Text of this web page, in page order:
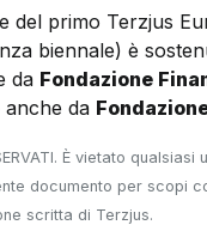
del primo Terzjus
biennale) è
da Fondazione
anche da
È vietato qualsiasi
documento per scopi
scritta di Terzjus.